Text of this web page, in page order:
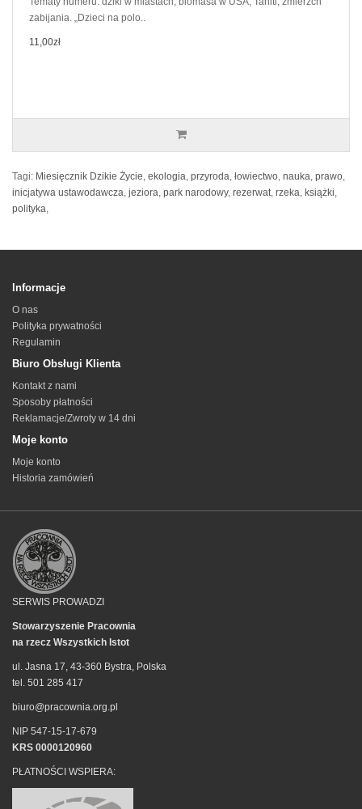
zabijania. „Dzieci na polo..
11,00zł
Tagi: Miesięcznik Dzikie Życie, ekologia, przyroda, łowiectwo, nauka, prawo,
inicjatywa ustawodawcza, jeziora, park narodowy, rezerwat, rzeka, książki,
polityka,
Informacje
O nas
Polityka prywatności
Regulamin
Biuro Obsługi Klienta
Kontakt z nami
Sposoby płatności
Reklamacje/Zwroty w 14 dni
Moje konto
Moje konto
Historia zamówień
SERWIS PROWADZI
Stowarzyszenie Pracownia
na rzecz Wszystkich Istot
ul. Jasna 17, 43-360 Bystra, Polska
tel. 501 285 417
biuro@pracownia.org.pl
NIP 547-15-17-679
KRS 0000120960
PŁATNOŚCI WSPIERA: